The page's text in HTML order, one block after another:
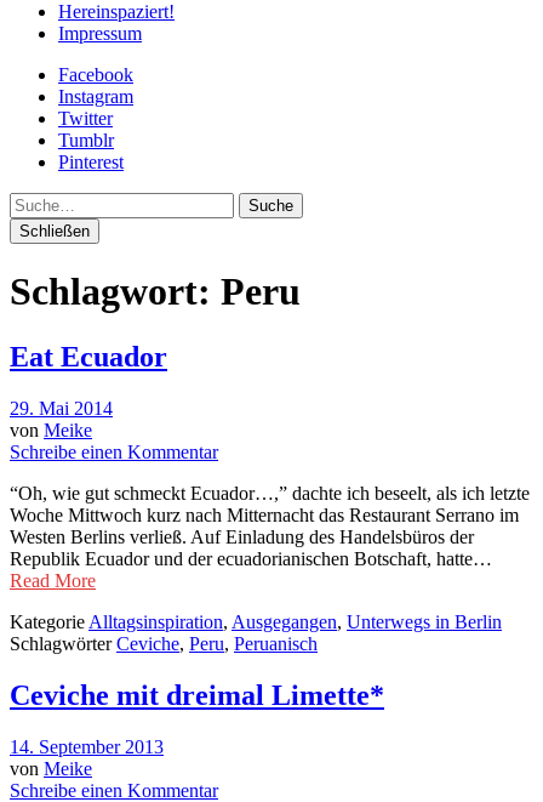
Hereinspaziert!
Impressum
Facebook
Instagram
Twitter
Tumblr
Pinterest
Suche
Schließen
Schlagwort: Peru
Eat Ecuador
29. Mai 2014
von Meike
Schreibe einen Kommentar
“Oh, wie gut schmeckt Ecuador…,” dachte ich beseelt, als ich letzte
Woche Mittwoch kurz nach Mitternacht das Restaurant Serrano im
Westen Berlins verließ. Auf Einladung des Handelsbüros der
Republik Ecuador und der ecuadorianischen Botschaft, hatte…
Read More
Kategorie Alltagsinspiration, Ausgegangen, Unterwegs in Berlin
SchlagwörterCeviche, Peru, Peruanisch
Ceviche mit dreimal Limette*
14. September 2013
von Meike
Schreibe einen Kommentar